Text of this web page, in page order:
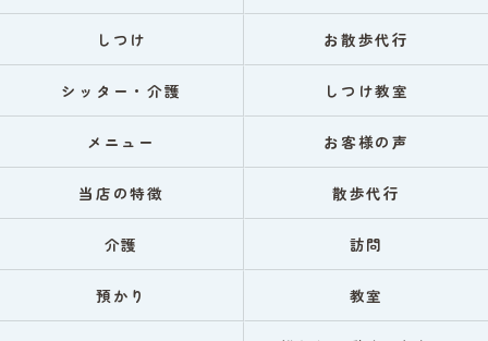
しつけ お散歩代行
シッター・介護 しつけ教室
メニュー お客様の声
当店の特徴 散歩代行
介護 訪問
預かり 教室